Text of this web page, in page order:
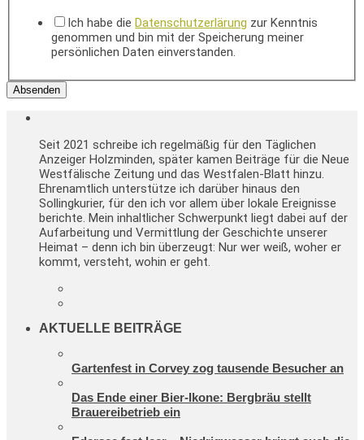
Ich habe dieDatenschutzerlärung zur Kenntnis
genommen und bin mit der Speicherung meiner
persönlichen Daten einverstanden.
Absenden
Seit 2021 schreibe ich regelmäßig für den Täglichen
Anzeiger Holzminden, später kamen Beiträge für die Neue
Westfälische Zeitung und das Westfalen-Blatt hinzu.
Ehrenamtlich unterstütze ich darüber hinaus den
Sollingkurier, für den ich vor allem über lokale Ereignisse
berichte. Mein inhaltlicher Schwerpunkt liegt dabei auf der
Aufarbeitung und Vermittlung der Geschichte unserer
Heimat – denn ich bin überzeugt: Nur wer weiß, woher er
kommt, versteht, wohin er geht.
AKTUELLE BEITRÄGE
Gartenfest in Corvey zog tausende Besucher an
Das Ende einer Bier-Ikone: Bergbräu stellt
Brauereibetrieb ein